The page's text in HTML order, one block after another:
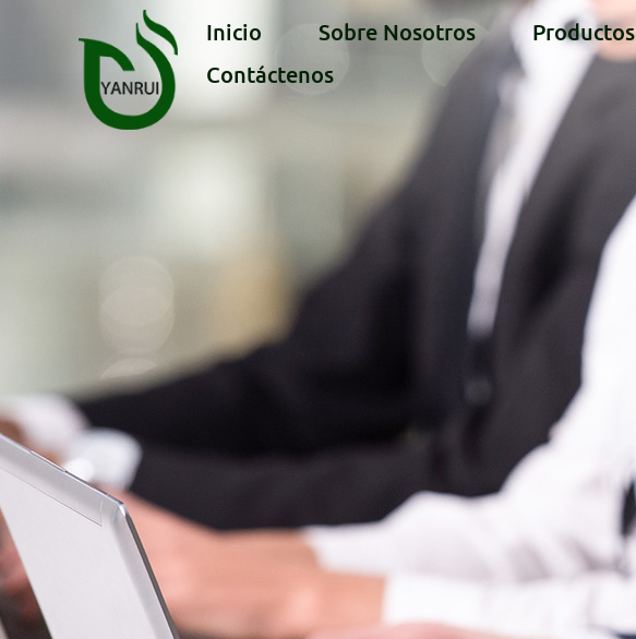
Inicio Sobre Nosotros Productos
Contáctenos